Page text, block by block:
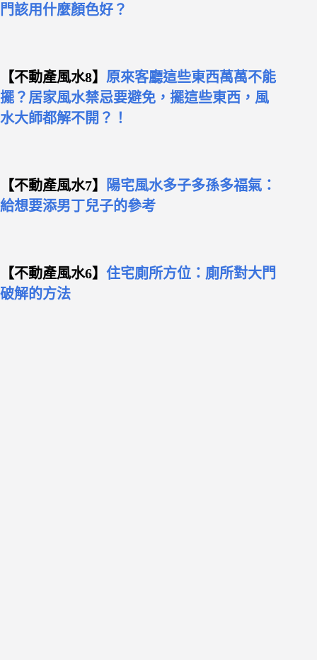
門該用什麼顏色好？
【不動產風水8】 原來客廳這些東西萬萬不能
擺？居家風水禁忌要避免，擺這些東西，風
水大師都解不開？！
【不動產風水7】
陽宅風水多子多孫多福氣：
給想要添男丁兒子的參考
【不動產風水6】 住宅廁所方位：廁所對大門
破解的方法